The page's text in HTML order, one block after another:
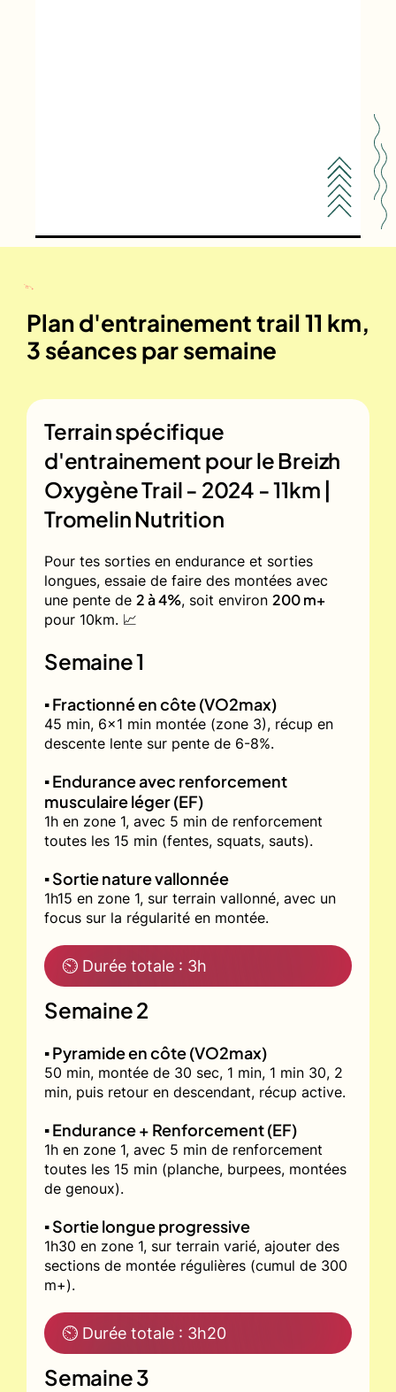
Plan d'entrainement trail 11 km,
3 séances par semaine
Terrain spécifique
d'entrainement pour leBreizh
Oxygène Trail - 2024 - 11km |
Tromelin Nutrition
Pour tes sorties en endurance et sorties
longues, essaie de faire des montées avec
une pente de 2 à 4%, soit environ 200 m+
pour 10km. 📈
Semaine 1
▪️ Fractionné en côte (VO2max)
45 min, 6x1 min montée (zone 3), récup en
descente lente sur pente de 6-8%.
▪️ Endurance avec renforcement
musculaire léger (EF)
1h en zone 1, avec 5 min de renforcement
toutes les 15 min (fentes, squats, sauts).
▪️ Sortie nature vallonnée
1h15 en zone 1, sur terrain vallonné, avec un
focus sur la régularité en montée.
⏲ Durée totale : 3h
Semaine 2
▪️ Pyramide en côte (VO2max)
50 min, montée de 30 sec, 1 min, 1 min 30, 2
min, puis retour en descendant, récup active.
▪️ Endurance + Renforcement (EF)
1h en zone 1, avec 5 min de renforcement
toutes les 15 min (planche, burpees, montées
de genoux).
▪️ Sortie longue progressive
1h30 en zone 1, sur terrain varié, ajouter des
sections de montée régulières (cumul de 300
m+).
⏲ Durée totale : 3h20
Semaine 3